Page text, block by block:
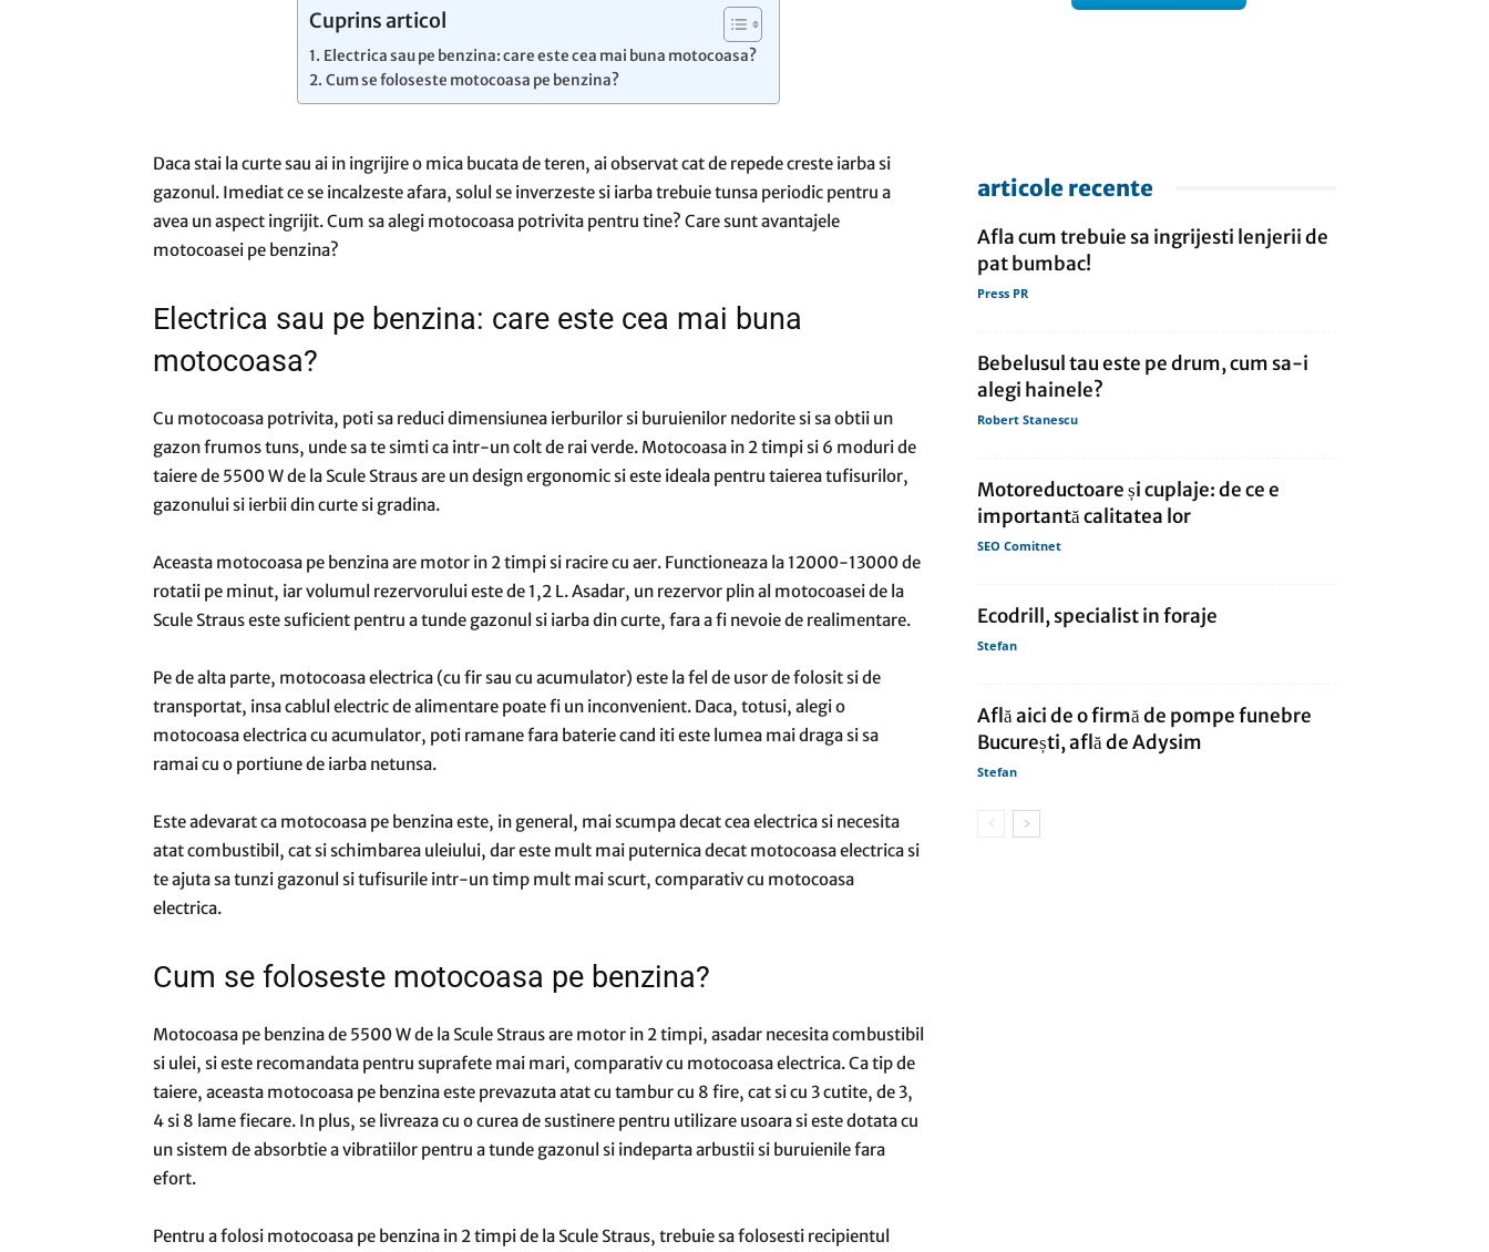
comunicate
de
Cuprins articol
Electrica sau pe benzina: care este cea mai buna motocoasa?
Cum se foloseste motocoasa pe benzina?
Daca stai la curte sau ai in ingrijire o mica bucata de teren, ai observat cat de repede creste iarba si
gazonul. Imediat ce se incalzeste afara, solul se inverzeste si iarba trebuie tunsa periodic pentru a
avea un aspect ingrijit. Cum sa alegi motocoasa potrivita pentru tine? Care sunt avantajele
motocoasei pe benzina?
Electrica sau pe benzina: care este cea mai buna
motocoasa?
Cu motocoasa potrivita, poti sa reduci dimensiunea ierburilor si buruienilor nedorite si sa obtii un
gazon frumos tuns, unde sa te simti ca intr-un colt de rai verde. Motocoasa in 2 timpi si 6 moduri de
taiere de 5500 W de la Scule Straus are un design ergonomic si este ideala pentru taierea tufisurilor,
gazonului si ierbii din curte si gradina.
Aceasta motocoasa pe benzina are motor in 2 timpi si racire cu aer. Functioneaza la 12000-13000 de
rotatii pe minut, iar volumul rezervorului este de 1,2 L. Asadar, un rezervor plin al motocoasei de la
Scule Straus este suficient pentru a tunde gazonul si iarba din curte, fara a fi nevoie de realimentare.
Pe de alta parte, motocoasa electrica (cu fir sau cu acumulator) este la fel de usor de folosit si de
transportat, insa cablul electric de alimentare poate fi un inconvenient. Daca, totusi, alegi o
motocoasa electrica cu acumulator, poti ramane fara baterie cand iti este lumea mai draga si sa
ramai cu o portiune de iarba netunsa.
Este adevarat ca motocoasa pe benzina este, in general, mai scumpa decat cea electrica si necesita
atat combustibil, cat si schimbarea uleiului, dar este mult mai puternica decat motocoasa electrica si
te ajuta sa tunzi gazonul si tufisurile intr-un timp mult mai scurt, comparativ cu motocoasa
electrica.
Cum se foloseste motocoasa pe benzina?
Motocoasa pe benzina de 5500 W de la Scule Straus are motor in 2 timpi, asadar necesita combustibil
si ulei, si este recomandata pentru suprafete mai mari, comparativ cu motocoasa electrica. Ca tip de
taiere, aceasta motocoasa pe benzina este prevazuta atat cu tambur cu 8 fire, cat si cu 3 cutite, de 3,
4 si 8 lame fiecare. In plus, se livreaza cu o curea de sustinere pentru utilizare usoara si este dotata cu
un sistem de absorbtie a vibratiilor pentru a tunde gazonul si indeparta arbustii si buruienile fara
efort.
Pentru a folosi motocoasa pe benzina in 2 timpi de la Scule Straus, trebuie sa folosesti recipientul
articole recente
Afla cum trebuie sa ingrijesti lenjerii de
pat bumbac!
Press PR
Bebelusul tau este pe drum, cum sa-i
alegi hainele?
Robert Stanescu
Motoreductoare și cuplaje: de ce e
importantă calitatea lor
SEO Comitnet
Ecodrill, specialist in foraje
Stefan
Află aici de o firmă de pompe funebre
București, află de Adysim
Stefan